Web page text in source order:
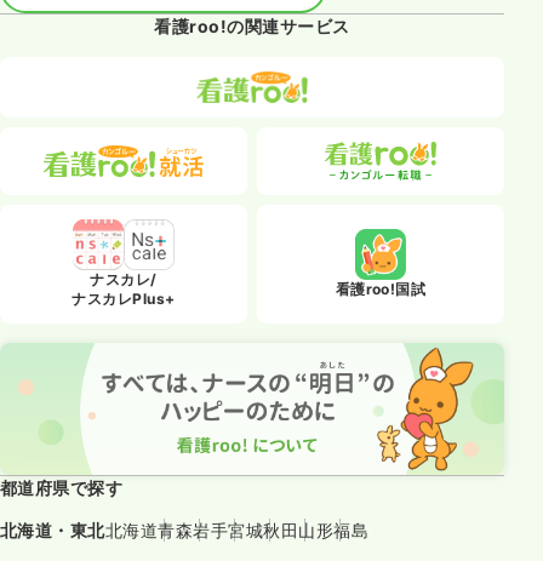
看護roo!の関連サービス
ナスカレ/
ナスカレPlus+
看護roo!国試
都道府県で探す
北海道・東北北海道青森岩手宮城秋田山形福島